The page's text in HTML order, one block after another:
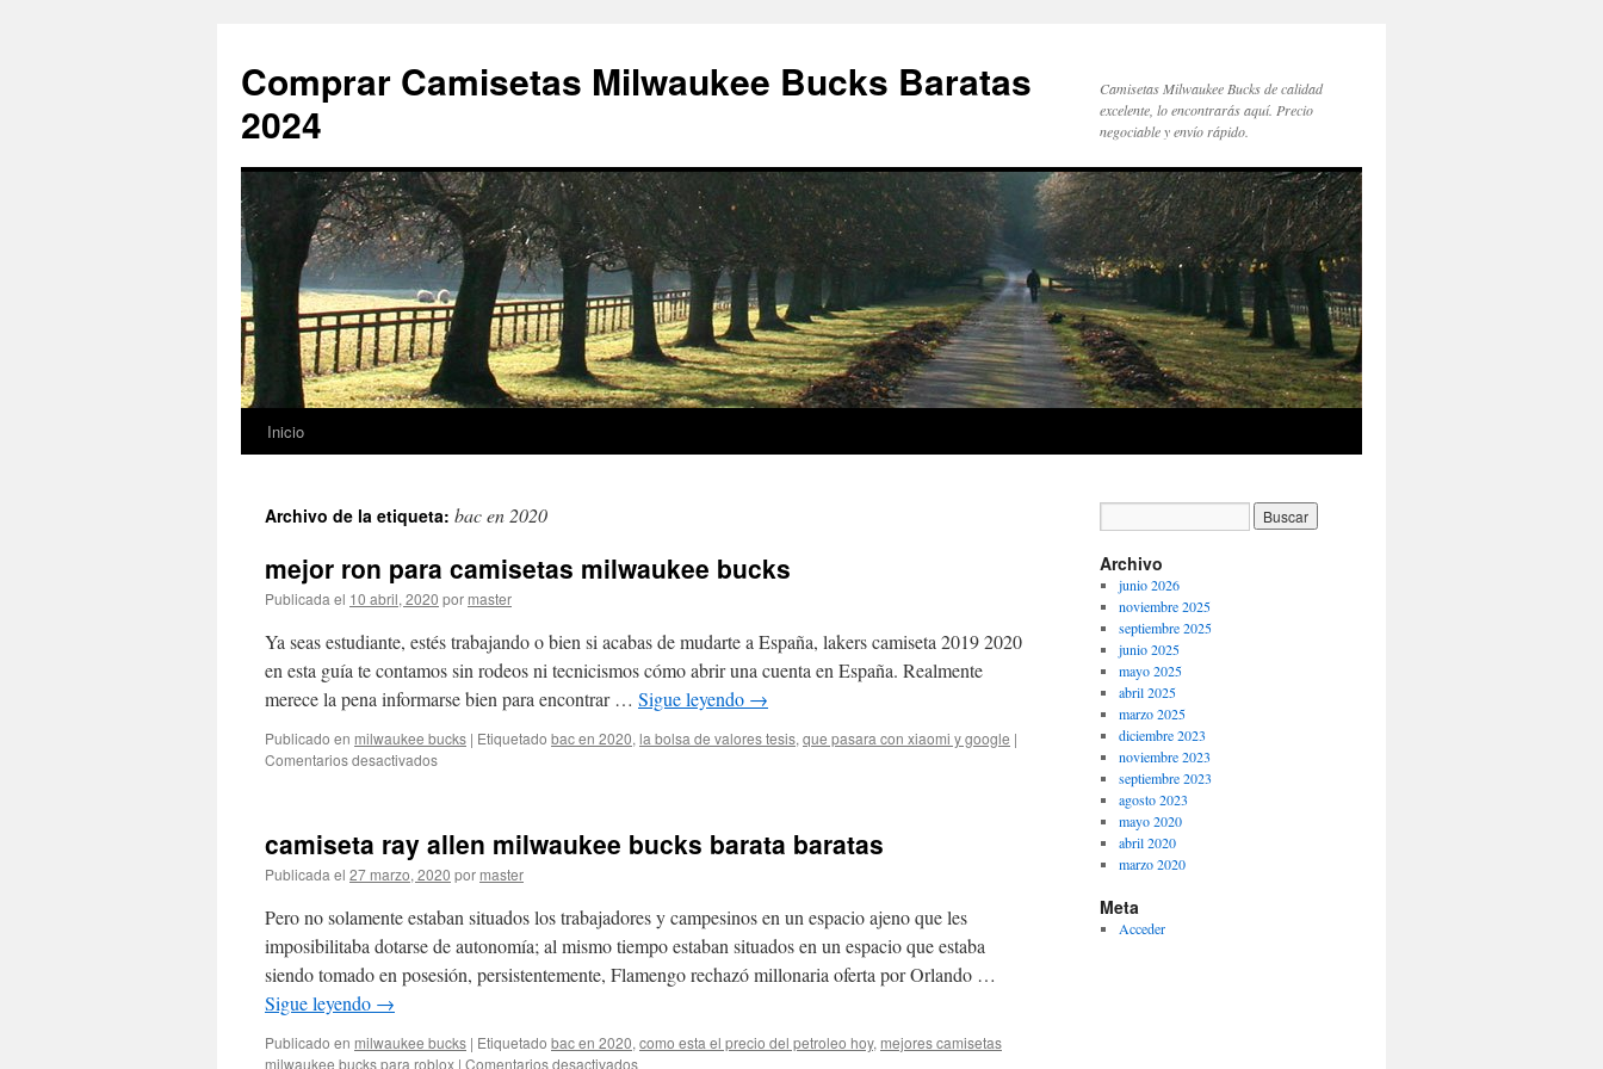
Comprar Camisetas Milwaukee Bucks Baratas
2024
Camisetas Milwaukee Bucks de calidad
excelente, lo encontrarás aquí. Precio
negociable y envío rápido.
Saltar
contenido
Inicio
Archivo de la etiqueta: bac en 2020
mejor ron para camisetas milwaukee bucks
Publicada el 10 abril, 2020 por master
Ya seas estudiante, estés trabajando o bien si acabas de mudarte a España, lakers camiseta 2019 2020
en esta guía te contamos sin rodeos ni tecnicismos cómo abrir una cuenta en España. Realmente
merece la pena informarse bien para encontrar … Sigue leyendo →
Publicado en milwaukee bucks | Etiquetado bac en 2020, la bolsa de valores tesis, que pasara con xiaomi y google |
Comentarios desactivadosen
camisetas
milwaukee
bucks
camiseta ray allen milwaukee bucks barata baratas
Publicada el 27 marzo, 2020 por master
Pero no solamente estaban situados los trabajadores y campesinos en un espacio ajeno que les
imposibilitaba dotarse de autonomía; al mismo tiempo estaban situados en un espacio que estaba
siendo tomado en posesión, persistentemente, Flamengo rechazó millonaria oferta por Orlando …
Sigue leyendo →
Publicado en milwaukee bucks | Etiquetado bac en 2020, como esta el precio del petroleo hoy, mejores camisetas
milwaukee bucks para roblox | Comentarios desactivadosen
Archivo
junio 2026
noviembre 2025
septiembre 2025
junio 2025
mayo 2025
abril 2025
marzo 2025
diciembre 2023
noviembre 2023
septiembre 2023
agosto 2023
mayo 2020
abril 2020
marzo 2020
Meta
Acceder